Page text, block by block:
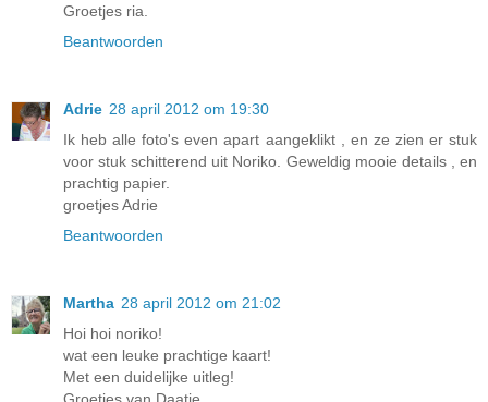
Groetjes ria.
Beantwoorden
Adrie 28 april 2012 om 19:30
Ik heb alle foto's even apart aangeklikt , en ze zien er stuk
voor stuk schitterend uit Noriko. Geweldig mooie details , en
prachtig papier.
groetjes Adrie
Beantwoorden
Martha 28 april 2012 om 21:02
Hoi hoi noriko!
wat een leuke prachtige kaart!
Met een duidelijke uitleg!
Groetjes van Daatje